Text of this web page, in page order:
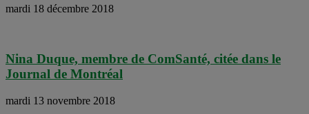
mardi 18 décembre 2018
Nina Duque, membre de ComSanté, citée dans le
Journal de Montréal
mardi 13 novembre 2018